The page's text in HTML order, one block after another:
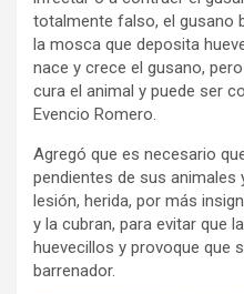
totalmente falso, el gusano
la mosca que deposita
nace y crece el gusano,
cura el animal y puede ser
Evencio Romero.
Agregó que es necesario
pendientes de sus
lesión, herida, por más
y la cubran, para evitar que
huevecillos y provoque que
barrenador.